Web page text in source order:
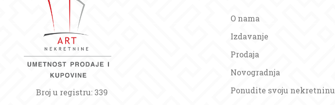
Broj u registru: 339
O nama
Izdavanje
Prodaja
Novogradnja
Ponudite svoju nekretninu